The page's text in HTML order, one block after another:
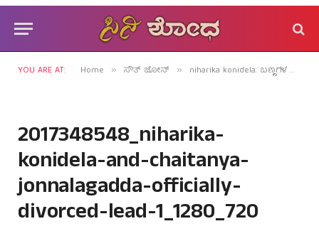
YOU ARE AT: Home » ಸೌತ್ ಜೋನ್ » niharika konidela: ಬಣ್ಣಗಳ ಲೋಕದಲ್ಲಿ ಬಂಧಕ್ಕೆ ಬೆಲೆಯಿಲ್ಲ!
2017348548_niharika-
konidela-and-chaitanya-
jonnalagadda-officially-
divorced-lead-1_1280_720